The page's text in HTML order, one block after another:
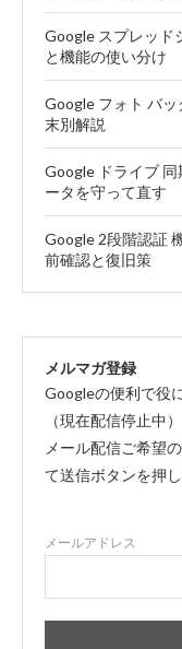
Google スプレッド
と機能の使い分け
Google フォト バ
末別解説
Google ドライブ
ータを守って直す
Google 2段階認証
前確認と復旧策
メルマガ登録
Googleの便利で役
（現在配信停止中）
メール配信ご希望
て送信ボタンを押し
メールアドレス